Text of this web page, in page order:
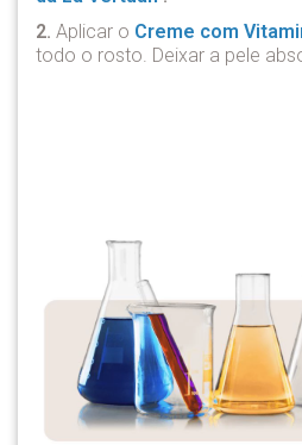
2. Aplicar o Creme com
todo o rosto. Deixar a pele